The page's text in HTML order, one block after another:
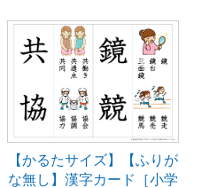
【かるたサイズ】【ふりが
な無し】漢字カード［小学